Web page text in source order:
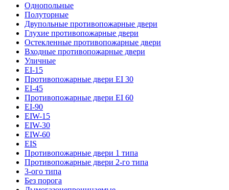
Однопольные
Полуторные
Двупольные противопожарные двери
Глухие противопожарные двери
Остекленные противопожарные двери
Входные противопожарные двери
Уличные
EI-15
Противопожарные двери EI 30
EI-45
Противопожарные двери EI 60
EI-90
EIW-15
EIW-30
EIW-60
EIS
Противопожарные двери 1 типа
Противопожарные двери 2-го типа
3-ого типа
Без порога